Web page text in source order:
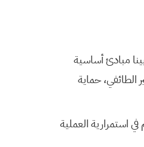
التي تم تحديدها في اجتماع 30 تشرين أول/أكتوبر 2015 في فيينا مبادئ أساسية
الطائفي، حماية
استمرارية العملية